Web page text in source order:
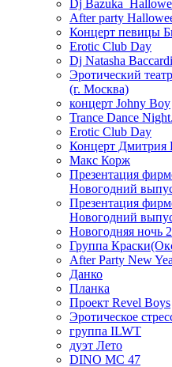
Dj
After party
Концерт певицы
Erotic Club Day
Dj Natasha Baccardi
Эротический
(г. Москва)
концерт Johny Boy
Trance Dance
Erotic Club Day
Концерт Дмитрия
Макс Корж
Презентация
Новогодний
Презентация
Новогодний
Новогодняя ночь
Группа
After Party New
Данко
Планка
Проект Revel Boys
Эротическое
группа ILWT
дуэт Лето
DINO MC 47